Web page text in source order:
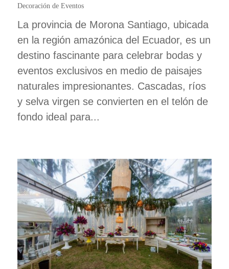
Decoración de Eventos
La provincia de Morona Santiago, ubicada
en la región amazónica del Ecuador, es un
destino fascinante para celebrar bodas y
eventos exclusivos en medio de paisajes
naturales impresionantes. Cascadas, ríos
y selva virgen se convierten en el telón de
fondo ideal para...